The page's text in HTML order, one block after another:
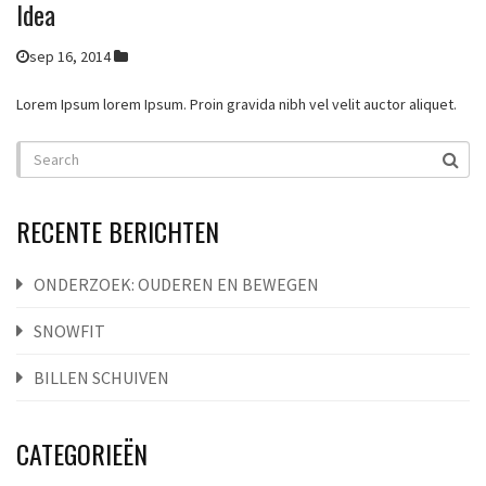
Idea
sep 16, 2014
Lorem Ipsum lorem Ipsum. Proin gravida nibh vel velit auctor aliquet.
RECENTE BERICHTEN
ONDERZOEK: OUDEREN EN BEWEGEN
SNOWFIT
BILLEN SCHUIVEN
CATEGORIEËN